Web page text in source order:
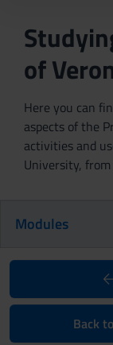
of
Here you can
aspects of the
activities and
University,
Modules
Back